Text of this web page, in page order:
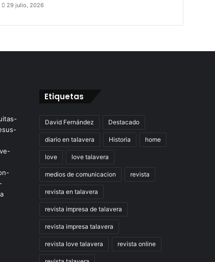
29 julio, 2026
Etiquetas
David Fernández Destacado
diario en talavera Historia home
love love talavera
medios de comunicacion revista
revista en talavera
revista impresa de talavera
revista impresa talavera
revista love talavera revista online